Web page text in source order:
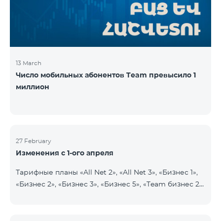
прежних 2900 драмов. Абоненты получат 750
13 March
Число мобильных абонентов Team превысило 1
миллион
27 February
Изменения с 1-ого апреля
Тарифные планы «All Net 2», «All Net 3», «Бизнес 1»,
«Бизнес 2», «Бизнес 3», «Бизнес 5», «Team бизнес 2»,